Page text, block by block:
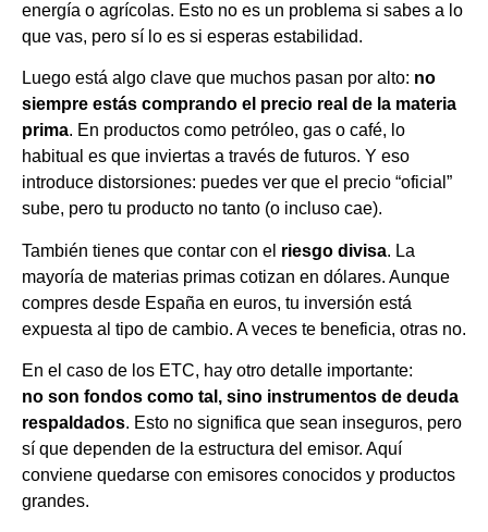
energía o agrícolas. Esto no es un problema si sabes a lo
que vas, pero sí lo es si esperas estabilidad.
Luego está algo clave que muchos pasan por alto: no
siempre estás comprando el precio real de la materia
prima. En productos como petróleo, gas o café, lo
habitual es que inviertas a través de futuros. Y eso
introduce distorsiones: puedes ver que el precio “oficial”
sube, pero tu producto no tanto (o incluso cae).
También tienes que contar con el riesgo divisa. La
mayoría de materias primas cotizan en dólares. Aunque
compres desde España en euros, tu inversión está
expuesta al tipo de cambio. A veces te beneficia, otras no.
En el caso de los ETC, hay otro detalle importante:
no son fondos como tal, sino instrumentos de deuda
respaldados. Esto no significa que sean inseguros, pero
sí que dependen de la estructura del emisor. Aquí
conviene quedarse con emisores conocidos y productos
grandes.